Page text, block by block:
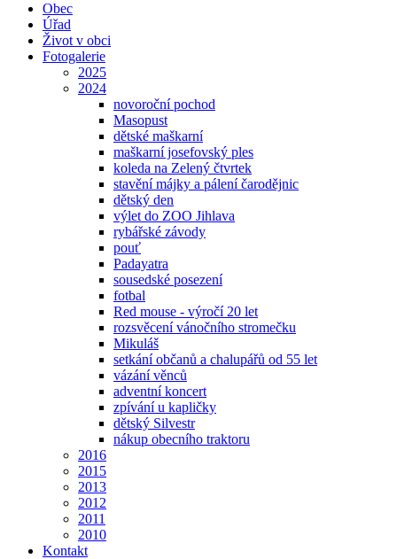
Obec
Úřad
Život v obci
Fotogalerie
2025
2024
novoroční pochod
Masopust
dětské maškarní
maškarní josefovský ples
koleda na Zelený čtvrtek
stavění májky a pálení čarodějnic
dětský den
výlet do ZOO Jihlava
rybářské závody
pouť
Padayatra
sousedské posezení
fotbal
Red mouse - výročí 20 let
rozsvěcení vánočního stromečku
Mikuláš
setkání občanů a chalupářů od 55 let
vázání věnců
adventní koncert
zpívání u kapličky
dětský Silvestr
nákup obecního traktoru
2016
2015
2013
2012
2011
2010
Kontakt